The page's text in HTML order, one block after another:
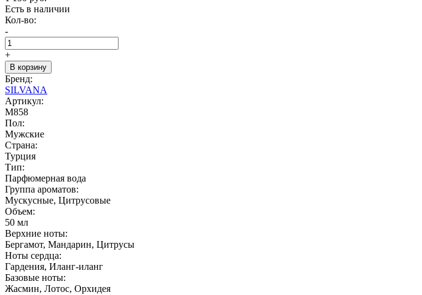
Есть в наличии
Кол-во:
-
+
В корзину
Бренд:
SILVANA
Артикул:
M858
Пол:
Мужские
Страна:
Турция
Тип:
Парфюмерная вода
Группа ароматов:
Мускусные, Цитрусовые
Объем:
50 мл
Верхние ноты:
Бергамот, Мандарин, Цитрусы
Ноты сердца:
Гардения, Иланг-иланг
Базовые ноты:
Жасмин, Лотос, Орхидея